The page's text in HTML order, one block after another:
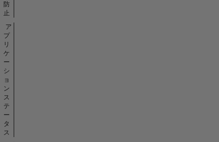
防
止
ア
プ
リ
ケ
ー
シ
ョ
ン
ス
テ
ー
タ
ス